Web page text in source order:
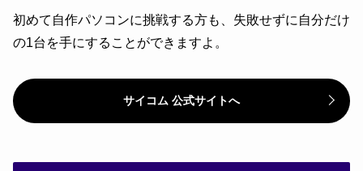
初めて自作パソコンに挑戦する方も、失敗せずに自分だけ
の1台を手にすることができますよ。
サイコム 公式サイトへ